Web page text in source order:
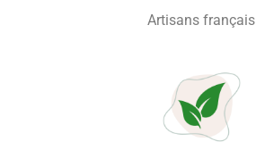
Artisans français